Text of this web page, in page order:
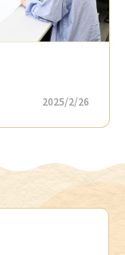
2025/2/26